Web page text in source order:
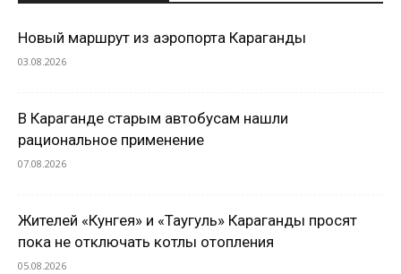
Новый маршрут из аэропорта Караганды
03.08.2026
В Караганде старым автобусам нашли
рациональное применение
07.08.2026
Жителей «Кунгея» и «Таугуль» Караганды просят
пока не отключать котлы отопления
05.08.2026